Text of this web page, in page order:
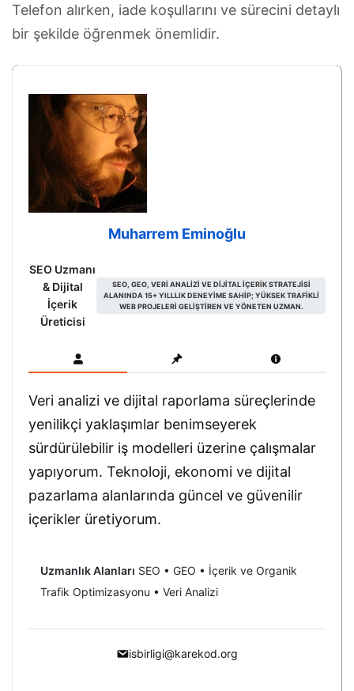
Telefon alırken, iade koşullarını ve sürecini detaylı
bir şekilde öğrenmek önemlidir.
Muharrem Eminoğlu
SEO Uzmanı
& Dijital
İçerik
Üreticisi
SEO, GEO, VERI ANALIZI VE DIJITAL IÇERIK STRATEJISI
ALANINDA 15+ YILLLIK DENEYIME SAHIP; YÜKSEK TRAFIKLI
WEB PROJELERI GELIŞTIREN VE YÖNETEN UZMAN.
Veri analizi ve dijital raporlama süreçlerinde
yenilikçi yaklaşımlar benimseyerek
sürdürülebilir iş modelleri üzerine çalışmalar
yapıyorum. Teknoloji, ekonomi ve dijital
pazarlama alanlarında güncel ve güvenilir
içerikler üretiyorum.
Uzmanlık Alanları SEO • GEO • İçerik ve Organik
Trafik Optimizasyonu • Veri Analizi
isbirligi@karekod.org